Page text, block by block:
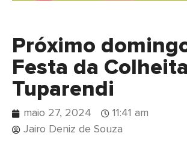
Próximo
Festa da
Tuparendi
maio 27, 2024
11:41 am
Jairo Deniz de Souza